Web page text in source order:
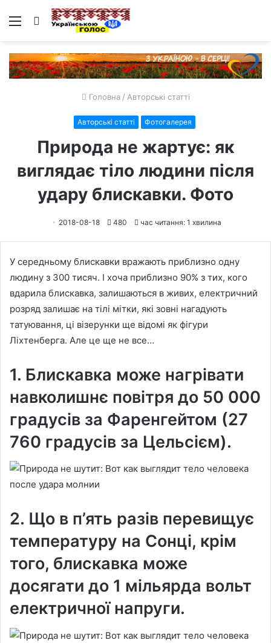
Меню Пошук
Головна / Авторські статті
Авторські статті Фотогалерея
Природа не жартує: як
виглядає тіло людини після
удару блискавки. Фото
2018-08-18 480 час читання: 1 хвилина
У середньому блискавки вражають приблизно одну
людину з 300 тисяч. І хоча приблизно 90% з тих, кого
вдарила блискавка, залишаються в живих, електричний
розряд залишає на тілі мітки, які зовні нагадують
татуювання, ці візерунки ще відомі як фігури
Ліхтенберга. Але це ще не все…
1. Блискавка може нагрівати
навколишнє повітря до 50 000
градусів за Фаренгейтом (27
760 градусів за Цельсієм).
2. Що в п’ять разів перевищує
температуру на Сонці, крім
того, блискавка може
досягати до 1 мільярда вольт
електричної напруги.